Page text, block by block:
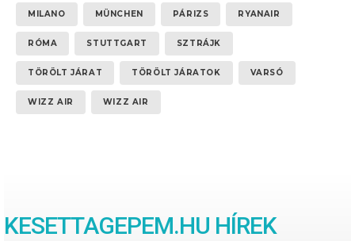
MILANO MÜNCHEN PÁRIZS RYANAIR
RÓMA STUTTGART SZTRÁJK
TÖRÖLT JÁRAT TÖRÖLT JÁRATOK VARSÓ
WIZZ AIR WIZZ AIR
KESETTAGEPEM.HU HÍREK